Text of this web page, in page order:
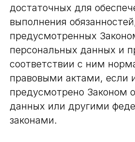
достаточных для
выполнения
предусмотренных
персональных данных и
соответствии с ним
правовыми актами, если
предусмотрено Законом
данных или другими
законами.